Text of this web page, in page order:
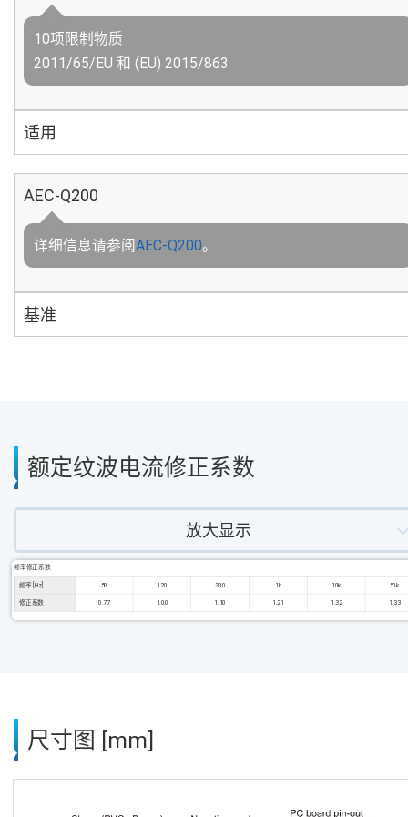
10项限制物质
2011/65/EU 和 (EU) 2015/863
适用
AEC-Q200
详细信息请参阅AEC-Q200。
基准
额定纹波电流修正系数
放大显示
频率修正系数
频率 [Hz] 50 120 300 1k 10k 50k
修正系数 0.77 1.00 1.10 1.21 1.32 1.33
尺寸图 [mm]